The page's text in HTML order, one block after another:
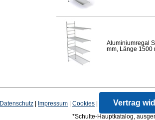
Aluminiumregal
mm, Länge 1500
Datenschutz Impressum Cookies Vertrag
*Schulte-Hauptkatalog,